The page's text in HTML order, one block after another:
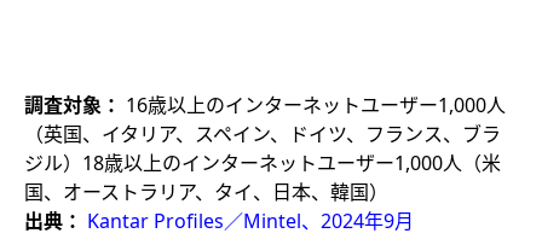
調査対象： 16歳以上のインターネットユーザー1,000人
（英国、イタリア、スペイン、ドイツ、フランス、ブラ
ジル）​18歳以上のインターネットユーザー1,000人（米
国、オーストラリア、タイ、日本、韓国）​
出典： Kantar Profiles／Mintel、2024年9月